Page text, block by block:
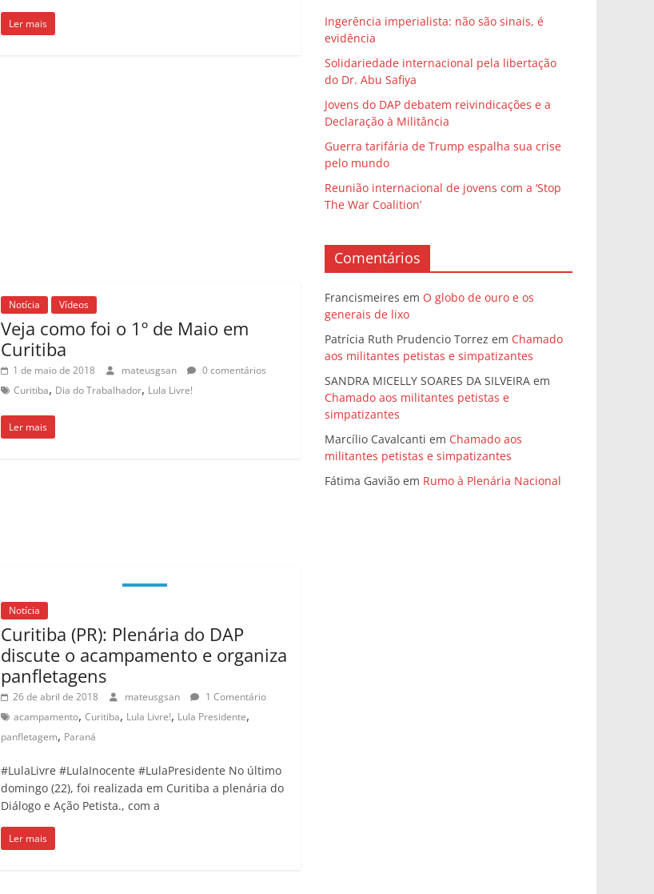
Ler mais
Notícia Vídeos
Veja como foi o 1º de Maio em
Curitiba
1 de maio de 2018 mateusgsan
0 comentários
Curitiba, Dia do Trabalhador, Lula Livre!
Ler mais
Notícia
Curitiba (PR): Plenária do DAP
discute o acampamento e organiza
panfletagens
26 de abril de 2018 mateusgsan
1 Comentário
acampamento,Curitiba, Lula Livre!, Lula Presidente,
panfletagem, Paraná
#LulaLivre #LulaInocente #LulaPresidente No último
domingo (22), foi realizada em Curitiba a plenária do
Diálogo e Ação Petista., com a
Ler mais
Ingerência imperialista: não são sinais, é
evidência
Solidariedade internacional pela libertação
do Dr. Abu Safiya
Jovens do DAP debatem reivindicações e a
Declaração à Militância
Guerra tarifária de Trump espalha sua crise
pelo mundo
Reunião internacional de jovens com a ‘Stop
The War Coalition’
Comentários
Francismeires em O globo de ouro e os
generais de lixo
Patrícia Ruth Prudencio Torrez em Chamado
aos militantes petistas e simpatizantes
SANDRA MICELLY SOARES DA SILVEIRA em
Chamado aos militantes petistas e
simpatizantes
Marcílio Cavalcanti em Chamado aos
militantes petistas e simpatizantes
Fátima Gavião em Rumo à Plenária Nacional